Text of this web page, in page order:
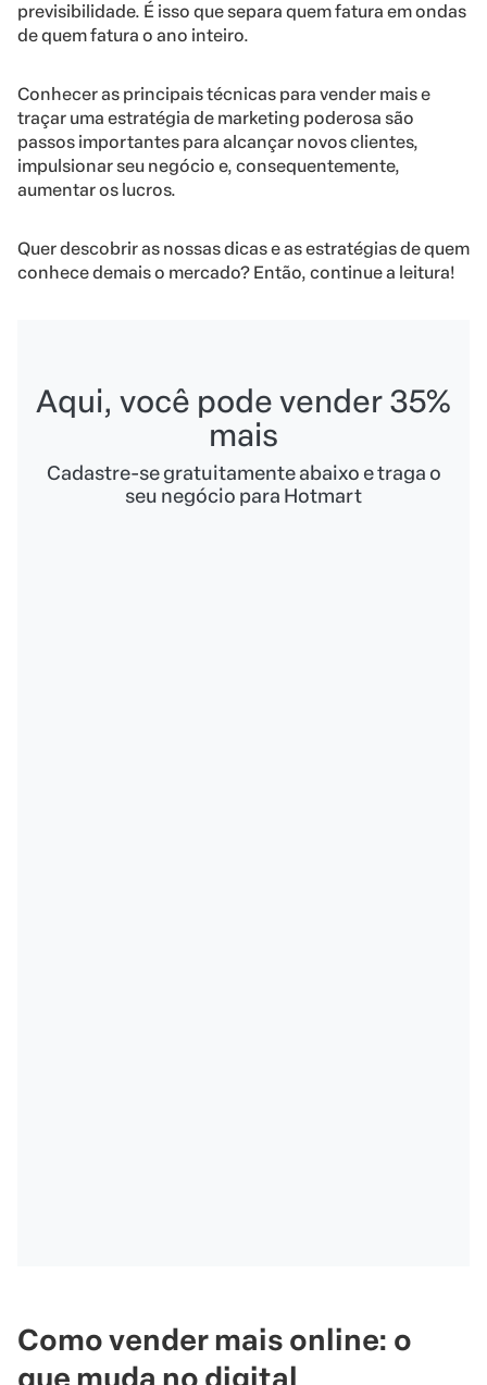
previsibilidade. É isso que separa quem fatura em ondas
de quem fatura o ano inteiro.
Conhecer as principais técnicas para vender mais e
traçar uma estratégia de marketing poderosa são
passos importantes para alcançar novos clientes,
impulsionar seu negócio e, consequentemente,
aumentar os lucros.
Quer descobrir as nossas dicas e as estratégias de quem
conhece demais o mercado? Então, continue a leitura!
Aqui, você pode vender 35%
mais
Cadastre-se gratuitamente abaixo e traga o
seu negócio para Hotmart
Como vender mais online: o